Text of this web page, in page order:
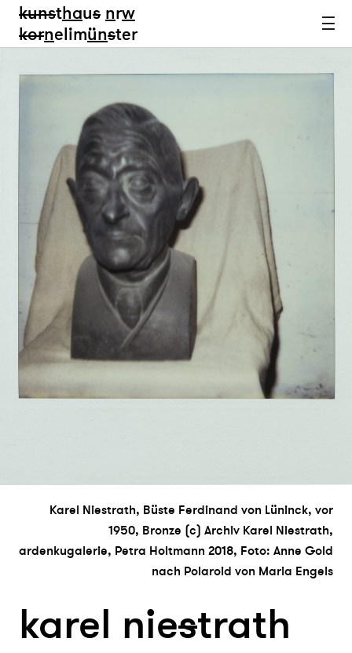
kunsthaus nrw
kornelimünster
Karel Niestrath, Büste Ferdinand von Lüninck, vor
1950, Bronze (c) Archiv Karel Niestrath,
ardenkugalerie, Petra Holtmann 2018, Foto: Anne Gold
nach Polaroid von Maria Engels
karel niestrath